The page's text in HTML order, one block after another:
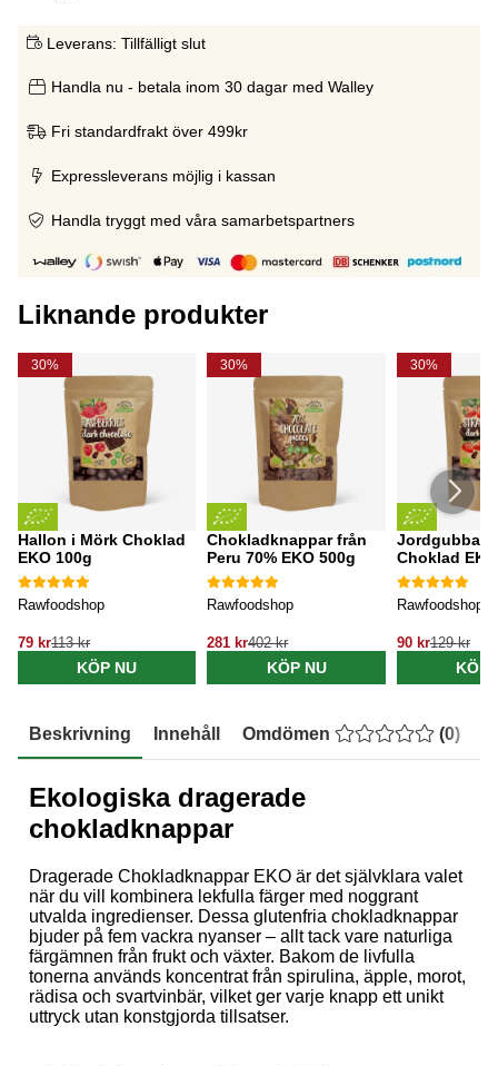
Leverans: Tillfälligt slut
Handla nu - betala inom 30 dagar med Walley
Fri standardfrakt över 499kr
Expressleverans möjlig i kassan
Handla tryggt med våra samarbetspartners
Liknande produkter
30%
Hallon i Mörk Choklad
EKO 100g
Rawfoodshop
79 kr113 kr
KÖP NU
30%
Chokladknappar från
Peru 70% EKO 500g
Rawfoodshop
281 kr402 kr
KÖP NU
30%
Jordgubbar i
Choklad
Rawfoodshop
90 kr129 kr
KÖP
Beskrivning Innehåll Omdömen (0)
Ekologiska dragerade
chokladknappar
Dragerade Chokladknappar EKO är det självklara valet
när du vill kombinera lekfulla färger med noggrant
utvalda ingredienser. Dessa glutenfria chokladknappar
bjuder på fem vackra nyanser – allt tack vare naturliga
färgämnen från frukt och växter. Bakom de livfulla
tonerna används koncentrat från spirulina, äpple, morot,
rädisa och svartvinbär, vilket ger varje knapp ett unikt
uttryck utan konstgjorda tillsatser.